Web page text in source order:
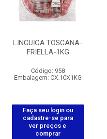
LINGUICA TOSCANA-
FRIELLA-1KG
Código: 958
Embalagem: CX.10X1KG
Faça seu login ou
cadastre-se para
ver preços e
comprar